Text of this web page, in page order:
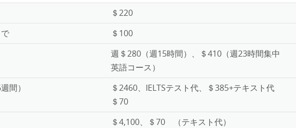
＄220
＄100
週＄280（週15時間）、＄410（週23時間集中
英語コース）
間）
＄2460、IELTSテスト代、＄385+テキスト代
＄70
＄4,100、＄70 （テキスト代）